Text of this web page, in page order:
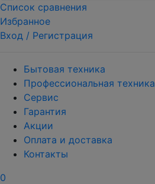
Список сравнения
Избранное
Вход / Регистрация
Бытовая техника
Профессиональная техника
Сервис
Гарантия
Акции
Оплата и доставка
Контакты
0